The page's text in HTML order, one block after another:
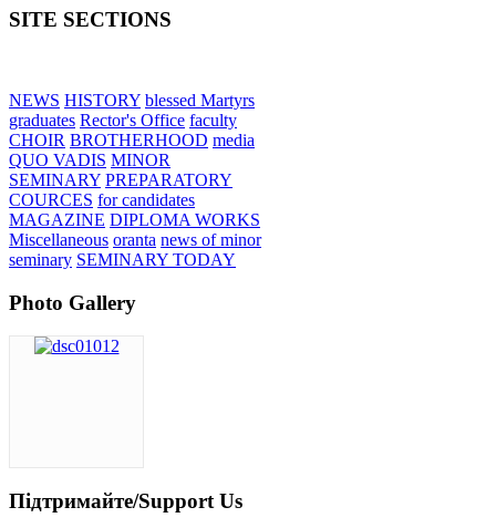
SITE SECTIONS
NEWS HISTORY blessed Martyrs
graduates Rector's Office faculty
CHOIR BROTHERHOOD media
QUO VADIS MINOR
SEMINARY PREPARATORY
COURCES for candidates
MAGAZINE DIPLOMA WORKS
Miscellaneous oranta news of minor
seminary SEMINARY TODAY
Photo Gallery
Підтримайте/Support Us